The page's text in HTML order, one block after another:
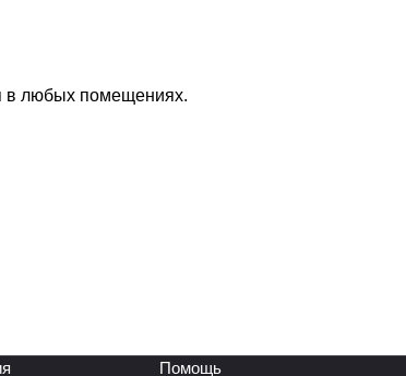
в любых помещениях.
Помощь